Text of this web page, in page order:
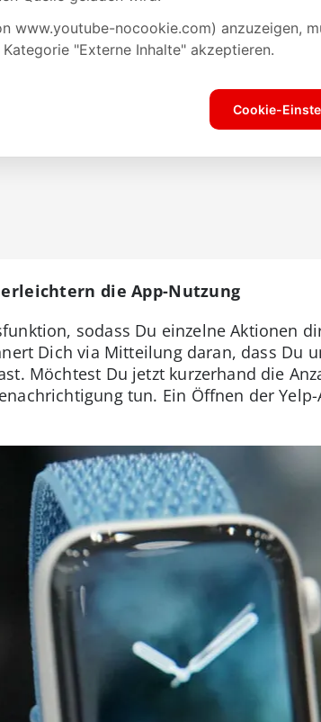
die App-Nutzung
sodass Du einzelne Aktionen
Dich via Mitteilung daran, dass Du
Möchtest Du jetzt kurzerhand die
tun. Ein Öffnen der